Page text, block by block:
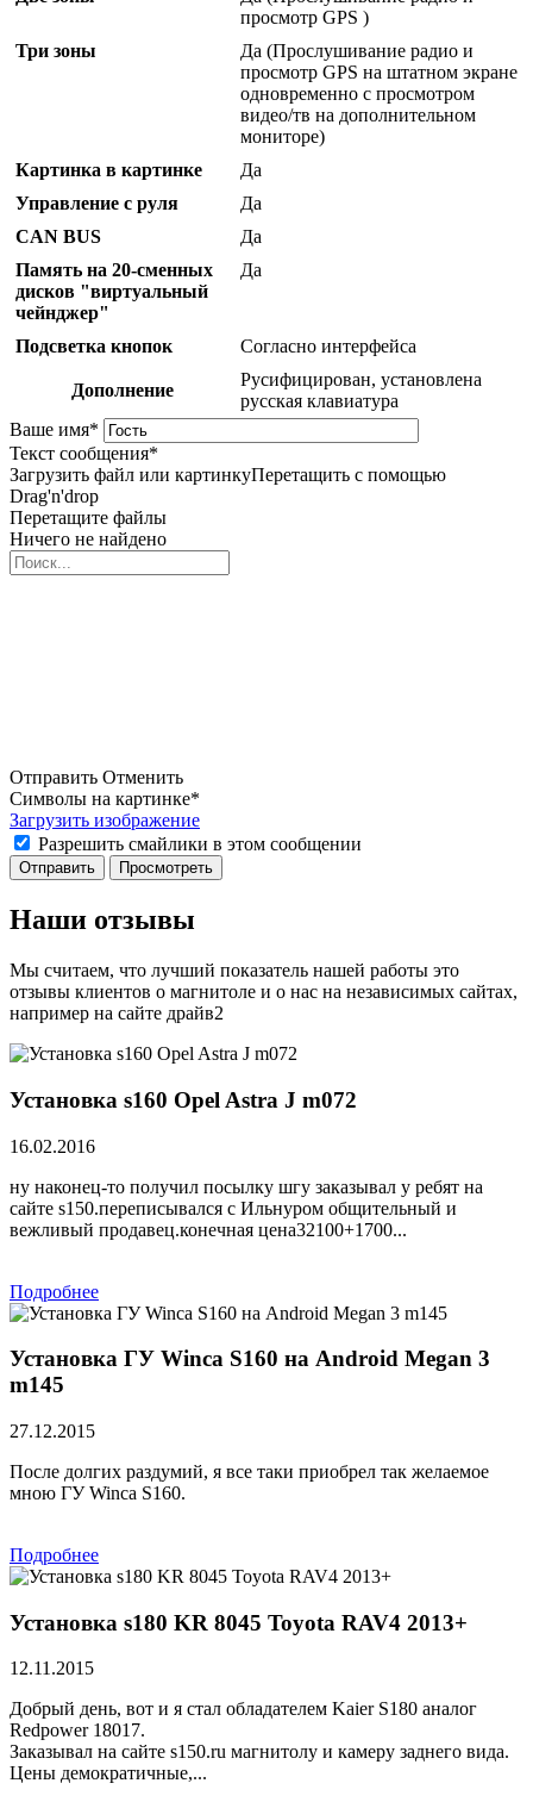
просмотр GPS )
Три зоны
Да (Прослушивание радио и
просмотр GPS на штатном экране
одновременно с просмотром
видео/тв на дополнительном
мониторе)
Картинка в картинке
Да
Управление с руля
Да
CAN BUS
Да
Память на 20-сменных
дисков "виртуальный
чейнджер"
Да
Подсветка кнопок Согласно интерфейса
Дополнение
Русифицирован, установлена
русская клавиатура
Ваше имя*
Текст сообщения*
Загрузить файл или картинкуПеретащить с помощью
Drag'n'drop
Перетащите файлы
Ничего не найдено
Отправить Отменить
Символы на картинке*
Загрузить изображение
Разрешить смайлики в этом сообщении
Наши отзывы
Мы считаем, что лучший показатель нашей работы это
отзывы клиентов о магнитоле и о нас на независимых сайтах,
например на сайте драйв2
Установка s160 Opel Astra J m072
16.02.2016
ну наконец-то получил посылку шгу заказывал у ребят на
сайте s150.переписывался с Ильнуром общительный и
вежливый продавец.конечная цена32100+1700...
Подробнее
Установка ГУ Winca S160 на Android Megan 3
m145
27.12.2015
После долгих раздумий, я все таки приобрел так желаемое
мною ГУ Winca S160.
Подробнее
Установка s180 KR 8045 Toyota RAV4 2013+
12.11.2015
Добрый день, вот и я стал обладателем Kaier S180 аналог
Redpower 18017.
Заказывал на сайте s150.ru магнитолу и камеру заднего вида.
Цены демократичные,...